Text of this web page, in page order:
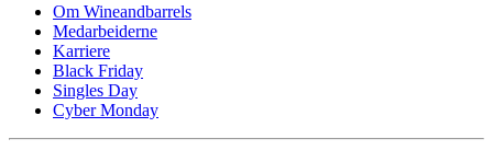
Om Wineandbarrels
Medarbeiderne
Karriere
Black Friday
Singles Day
Cyber Monday